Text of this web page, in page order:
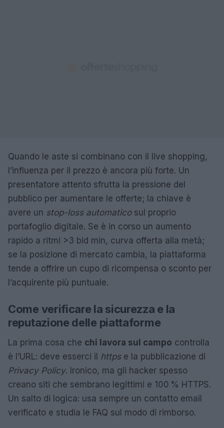
Quando le aste si combinano con il live shopping,
l’influenza per il prezzo è ancora più forte. Un
presentatore attento sfrutta la pressione del
pubblico per aumentare le offerte; la chiave è
avere un stop-loss automaticosul proprio
portafoglio digitale. Se è in corso un aumento
rapido a ritmi >3 bid min, curva offerta alla metà;
se la posizione di mercato cambia, la piattaforma
tende a offrire un cupo di ricompensa o sconto per
l’acquirente più puntuale.
Come verificare la sicurezza e la
reputazione delle piattaforme
La prima cosa che chi lavora sul campo controlla
è l’URL: deve esserci il httpse la pubblicazione di
Privacy Policy. Ironico, ma gli hacker spesso
creano siti che sembrano legittimi e 100 % HTTPS.
Un salto di logica: usa sempre un contatto email
verificato e studia le FAQ sul modo di rimborso.